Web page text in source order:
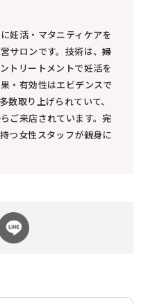
妊活・マタニティケアを
サロンです。技術は、婦
トリートメントで妊活を
・有効性はエビデンスで
数取り上げられていて、
ご来店されています。完
つ女性スタッフが親身に